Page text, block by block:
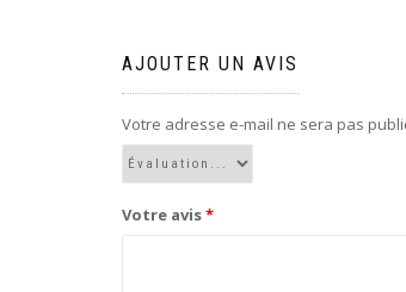
AJOUTER UN AVIS
Votre adresse e-mail ne sera pas
Votre avis*